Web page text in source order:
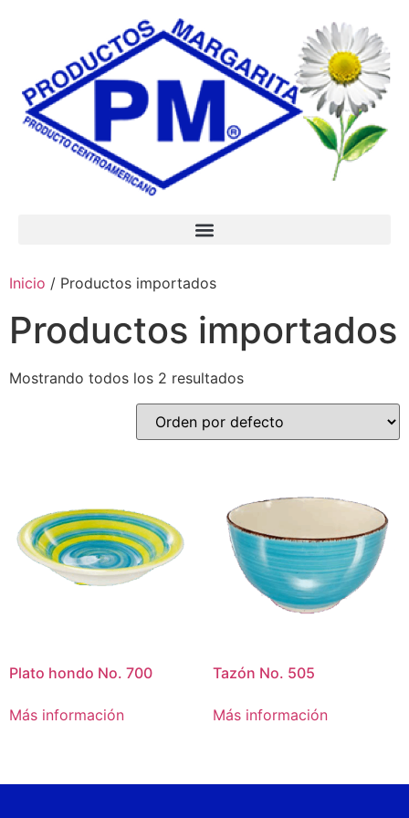
Inicio / Productos importados
Productos importados
Mostrando todos los 2 resultados
Plato hondo No. 700
Más información
Tazón No. 505
Más información